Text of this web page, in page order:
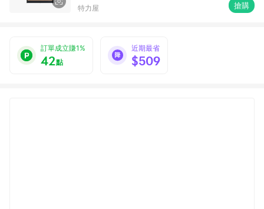
特力屋 搶購
訂單成立賺1%
42點
近期最省
$509